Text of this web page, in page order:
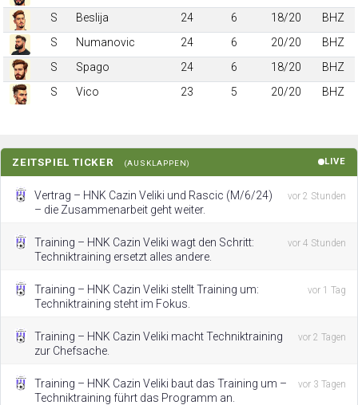
S
Beslija 24 6 18/20
BHZ
S
Numanovic 24 6 20/20
BHZ
S
Spago 24 6 18/20
BHZ
S
Vico 23 5 20/20 BHZ
ZEITSPIEL TICKER (AUSKLAPPEN) LIVE
Vertrag – HNK Cazin Veliki und Rascic (M/6/24)
– die Zusammenarbeit geht weiter.
vor 2 Stunden
Training – HNK Cazin Veliki wagt den Schritt:
Techniktraining ersetzt alles andere.
vor 4 Stunden
Training – HNK Cazin Veliki stellt Training um:
Techniktraining steht im Fokus.
vor 1 Tag
Training – HNK Cazin Veliki macht Techniktraining
zur Chefsache.
vor 2 Tagen
Training – HNK Cazin Veliki baut das Training um –
Techniktraining führt das Programm an.
vor 3 Tagen